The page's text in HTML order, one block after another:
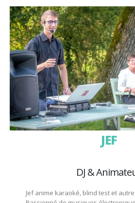
JEF
DJ &
Jef anime karaoké, blind test et